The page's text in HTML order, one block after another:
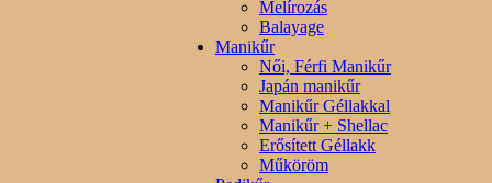
Melírozás
Balayage
Manikűr
Női, Férfi Manikűr
Japán manikűr
Manikűr Géllakkal
Manikűr + Shellac
Erősített Géllakk
Műköröm